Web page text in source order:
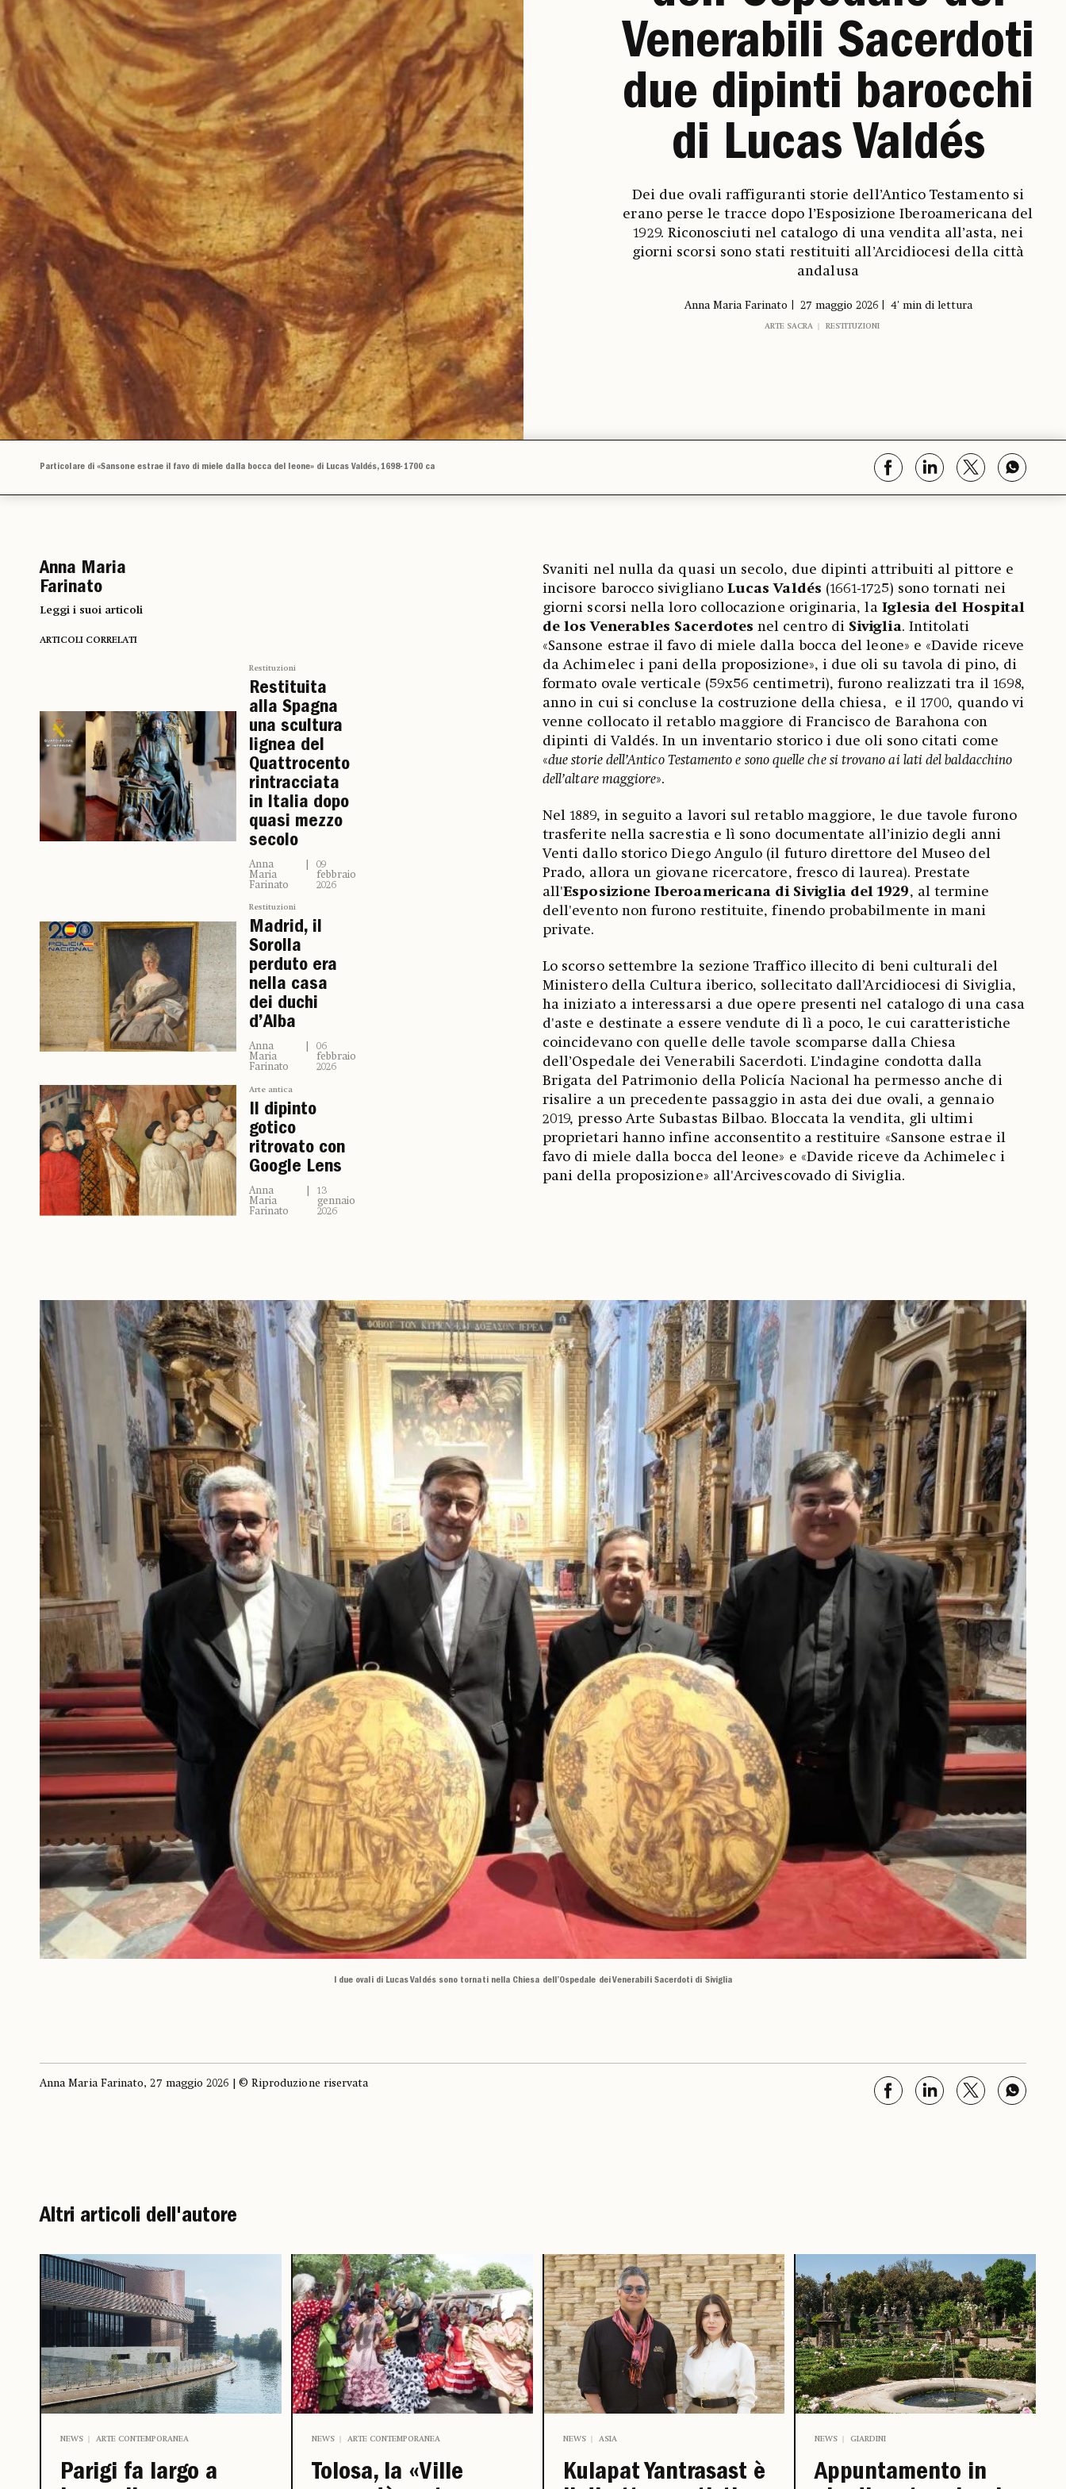
Venerabili Sacerdoti
due dipinti barocchi
di Lucas Valdés
Dei due ovali raffiguranti storie dell’Antico Testamento si
erano perse le tracce dopo l’Esposizione Iberoamericana del
1929. Riconosciuti nel catalogo di una vendita all’asta, nei
giorni scorsi sono stati restituiti all’Arcidiocesi della città
andalusa
Anna Maria Farinato 27 maggio 2026 4' min di lettura
ARTE SACRA RESTITUZIONI
Particolare di «Sansone estrae il favo di miele dalla bocca del leone» di Lucas Valdés, 1698-1700 ca
Anna Maria
Farinato
Leggi i suoi articoli
ARTICOLI CORRELATI
Restituzioni
Restituita
alla Spagna
una scultura
lignea del
Quattrocento
rintracciata
in Italia dopo
quasi mezzo
secolo
Anna
Maria
Farinato
09
febbraio
2026
Restituzioni
Madrid, il
Sorolla
perduto era
nella casa
dei duchi
d’Alba
Anna
Maria
Farinato
06
febbraio
2026
Arte antica
Il dipinto
gotico
ritrovato con
Google Lens
Anna
Maria
Farinato
13
gennaio
2026
Svaniti nel nulla da quasi un secolo, due dipinti attribuiti al pittore e
incisore barocco sivigliano Lucas Valdés (1661-1725) sono tornati nei
giorni scorsi nella loro collocazione originaria, la Iglesia del Hospital
de los Venerables Sacerdotes nel centro di Siviglia. Intitolati
«Sansone estrae il favo di miele dalla bocca del leone» e «Davide riceve
da Achimelec i pani della proposizione», i due oli su tavola di pino, di
formato ovale verticale (59x56 centimetri), furono realizzati tra il 1698,
anno in cui si concluse la costruzione della chiesa, e il 1700, quando vi
venne collocato il retablo maggiore di Francisco de Barahona con
dipinti di Valdés. In un inventario storico i due oli sono citati come
«due storie dell’Antico Testamento e sono quelle che si trovano ai lati del baldacchino
dell’altare maggiore».
Nel 1889, in seguito a lavori sul retablo maggiore, le due tavole furono
trasferite nella sacrestia e lì sono documentate all’inizio degli anni
Venti dallo storico Diego Angulo (il futuro direttore del Museo del
Prado, allora un giovane ricercatore, fresco di laurea). Prestate
all'Esposizione Iberoamericana di Siviglia del 1929, al termine
dell'evento non furono restituite, finendo probabilmente in mani
private.
Lo scorso settembre la sezione Traffico illecito di beni culturali del
Ministero della Cultura iberico, sollecitato dall’Arcidiocesi di Siviglia,
ha iniziato a interessarsi a due opere presenti nel catalogo di una casa
d'aste e destinate a essere vendute di lì a poco, le cui caratteristiche
coincidevano con quelle delle tavole scomparse dalla Chiesa
dell’Ospedale dei Venerabili Sacerdoti. L’indagine condotta dalla
Brigata del Patrimonio della Policía Nacional ha permesso anche di
risalire a un precedente passaggio in asta dei due ovali, a gennaio
2019, presso Arte Subastas Bilbao. Bloccata la vendita, gli ultimi
proprietari hanno infine acconsentito a restituire «Sansone estrae il
favo di miele dalla bocca del leone» e «Davide riceve da Achimelec i
pani della proposizione» all'Arcivescovado di Siviglia.
I due ovali di Lucas Valdés sono tornati nella Chiesa dell’Ospedale dei Venerabili Sacerdoti di Siviglia
Anna Maria Farinato, 27 maggio 2026 | © Riproduzione riservata
Altri articoli dell'autore
NEWS ARTE CONTEMPORANEA
Parigi fa largo a
NEWS ARTE CONTEMPORANEA
Tolosa, la «Ville
NEWS ASIA
Kulapat Yantrasast è
NEWS GIARDINI
Appuntamento in